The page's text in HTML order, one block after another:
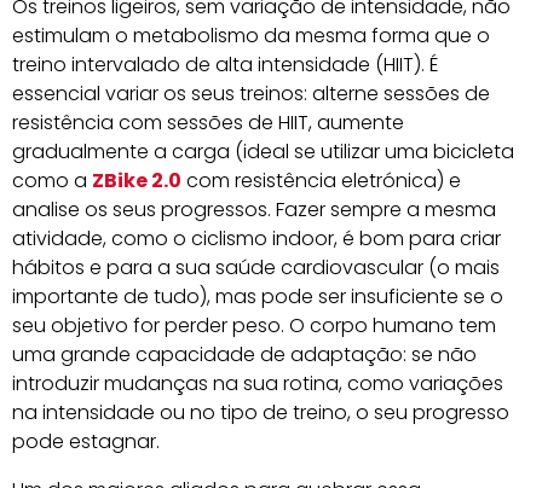
Os treinos ligeiros, sem variação de intensidade, não
estimulam o metabolismo da mesma forma que o
treino intervalado de alta intensidade (HIIT). É
essencial variar os seus treinos: alterne sessões de
resistência com sessões de HIIT, aumente
gradualmente a carga (ideal se utilizar uma bicicleta
como a ZBike 2.0 com resistência eletrónica) e
analise os seus progressos. Fazer sempre a mesma
atividade, como o ciclismo indoor, é bom para criar
hábitos e para a sua saúde cardiovascular (o mais
importante de tudo), mas pode ser insuficiente se o
seu objetivo for perder peso. O corpo humano tem
uma grande capacidade de adaptação: se não
introduzir mudanças na sua rotina, como variações
na intensidade ou no tipo de treino, o seu progresso
pode estagnar.